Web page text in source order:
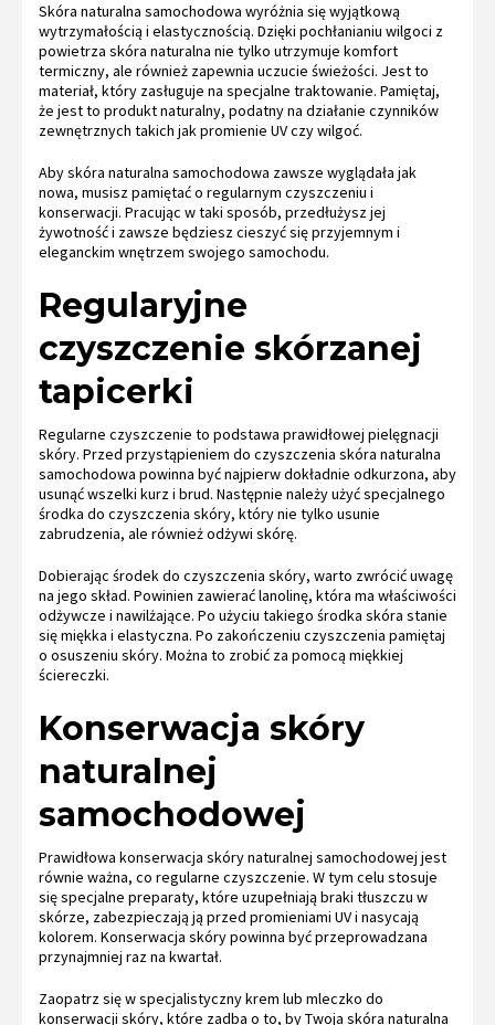
Skóra naturalna samochodowa wyróżnia się wyjątkową
wytrzymałością i elastycznością. Dzięki pochłanianiu wilgoci z
powietrza skóra naturalna nie tylko utrzymuje komfort
termiczny, ale również zapewnia uczucie świeżości. Jest to
materiał, który zasługuje na specjalne traktowanie. Pamiętaj,
że jest to produkt naturalny, podatny na działanie czynników
zewnętrznych takich jak promienie UV czy wilgoć.
Aby skóra naturalna samochodowa zawsze wyglądała jak
nowa, musisz pamiętać o regularnym czyszczeniu i
konserwacji. Pracując w taki sposób, przedłużysz jej
żywotność i zawsze będziesz cieszyć się przyjemnym i
eleganckim wnętrzem swojego samochodu.
Regularyjne
czyszczenie skórzanej
tapicerki
Regularne czyszczenie to podstawa prawidłowej pielęgnacji
skóry. Przed przystąpieniem do czyszczenia skóra naturalna
samochodowa powinna być najpierw dokładnie odkurzona, aby
usunąć wszelki kurz i brud. Następnie należy użyć specjalnego
środka do czyszczenia skóry, który nie tylko usunie
zabrudzenia, ale również odżywi skórę.
Dobierając środek do czyszczenia skóry, warto zwrócić uwagę
na jego skład. Powinien zawierać lanolinę, która ma właściwości
odżywcze i nawilżające. Po użyciu takiego środka skóra stanie
się miękka i elastyczna. Po zakończeniu czyszczenia pamiętaj
o osuszeniu skóry. Można to zrobić za pomocą miękkiej
ściereczki.
Konserwacja skóry
naturalnej
samochodowej
Prawidłowa konserwacja skóry naturalnej samochodowej jest
równie ważna, co regularne czyszczenie. W tym celu stosuje
się specjalne preparaty, które uzupełniają braki tłuszczu w
skórze, zabezpieczają ją przed promieniami UV i nasycają
kolorem. Konserwacja skóry powinna być przeprowadzana
przynajmniej raz na kwartał.
Zaopatrz się w specjalistyczny krem lub mleczko do
konserwacji skóry, które zadba o to, by Twoja skóra naturalna